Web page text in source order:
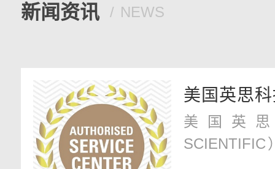
新闻资讯 NEWS
美国英思
我司
美国英思
直致力于消